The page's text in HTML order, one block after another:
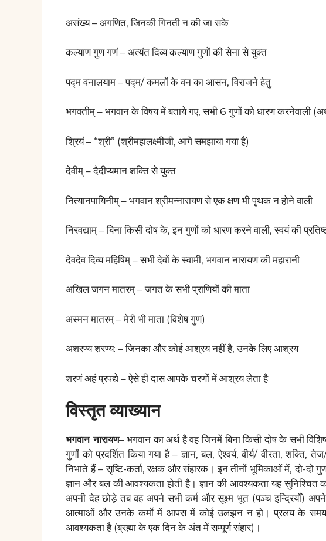
असंख्य – अगणित, जिनकी गिनती न की जा सके
कल्याण गुण गणं – अत्यंत दिव्य कल्याण गुणों की सेना से युक्त
पद्म वनालयाम – पद्म/ कमलों के वन का आसन, विराजने हेतु
भगवतीम् – भगवान के विषय में बताये गए, सभी 6 गुणों को धारण करनेवाली
श्रियं – “श्री” (श्रीमहालक्ष्मीजी, आगे समझाया गया है)
देवीम् – दैदीप्यमान शक्ति से युक्त
नित्यानपायिनीम् – भगवान श्रीमन्नारायण से एक क्षण भी पृथक न होने वाली
निरवद्याम् – बिना किसी दोष के, इन गुणों को धारण करने वाली, स्वयं की
देवदेव दिव्य महिषिम् – सभी देवों के स्वामी, भगवान नारायण की महारानी
अखिल जगन मातरम् – जगत के सभी प्राणियों की माता
अस्मन मातरम् – मेरी भी माता (विशेष गुण)
अशरण्य शरण्य: – जिनका और कोई आश्रय नहीं है, उनके लिए आश्रय
शरणं अहं प्रपद्ये – ऐसे ही दास आपके चरणों में आश्रय लेता है
विस्तृत व्याख्यान
भगवान नारायण– भगवान का अर्थ है वह जिनमें बिना किसी दोष के सभी
गुणों को प्रदर्शित किया गया है – ज्ञान, बल, ऐश्वर्य, वीर्य/ वीरता, शक्ति,
निभाते हैं – सृष्टि-कर्ता, रक्षक और संहारक। इन तीनों भूमिकाओं में, दो-दो
ज्ञान और बल की आवश्यकता होती है। ज्ञान की आवश्यकता यह सुनिश्चित
अपनी देह छोड़े तब वह अपने सभी कर्म और सूक्ष्म भूत (पञ्च इन्द्रियाँ)
आत्माओं और उनके कर्मों में आपस में कोई उलझन न हो। प्रलय के समय
आवश्यकता है (ब्रह्मा के एक दिन के अंत में सम्पूर्ण संहार)।